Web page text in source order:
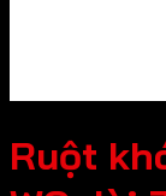
Ruột